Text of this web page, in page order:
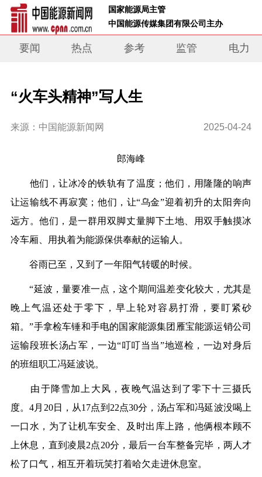
国家能源局主管
中国能源传媒集团有限公司主办
要闻 热点 参考 监管 电力
“火车头精神”写人生
来源：中国能源新闻网 2025-04-24
郎海峰
他们，让冰冷的铁轨有了温度；他们，用隆隆的响声
让运输线不再寂寞；他们，让“乌金”迎着初升的太阳奔向
远方。他们，是一群用双脚丈量脚下土地、用双手触摸冰
冷车厢、用执着为能源保供奉献的运输人。
谷雨已至，又到了一年阳气转暖的时候。
“延波，量要准一点，这个期间温差变化较大，尤其是
晚上气温还处于零下，早上轮对容易打滑，要盯紧砂
箱。”手拿检车锤和手电的国家能源集团 雁宝能源运销公司
运输段班长汤占军，一边“叮叮当当”地巡检，一边对身后
的班组职工冯延波说。
由于降雪加上大风，夜晚气温达到了零下十三摄氏
度。4月20日，从17点到22点30分，汤占军和冯延波没喝上
一口水，为了让机车安全、及时出库上路，他俩根本顾不
上休息，直到凌晨2点20分，最后一台车整备完毕，两人才
松了口气，相互开着玩笑打着哈欠走进休息室。